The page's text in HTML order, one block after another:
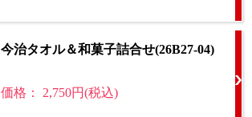
今治タオル＆和菓子詰合せ(26B27-04)
価格： 2,750円(税込)